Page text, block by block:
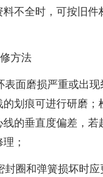
料不全时，可按旧件
修方法
面磨损严重或出现
的划痕可进行研磨；
的垂直度偏差，若
；
圈和弹簧损坏时应